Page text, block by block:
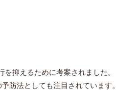
抑えるために考案されました。
防法としても注目されています。